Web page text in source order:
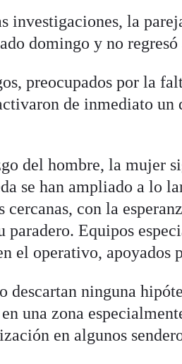
investigaciones, la
domingo y no
preocupados por la
de inmediato
del hombre, la mujer
se han ampliado a lo
cercanas, con la
paradero. Equipos
el operativo, apoyados
descartan ninguna
una zona
en algunos